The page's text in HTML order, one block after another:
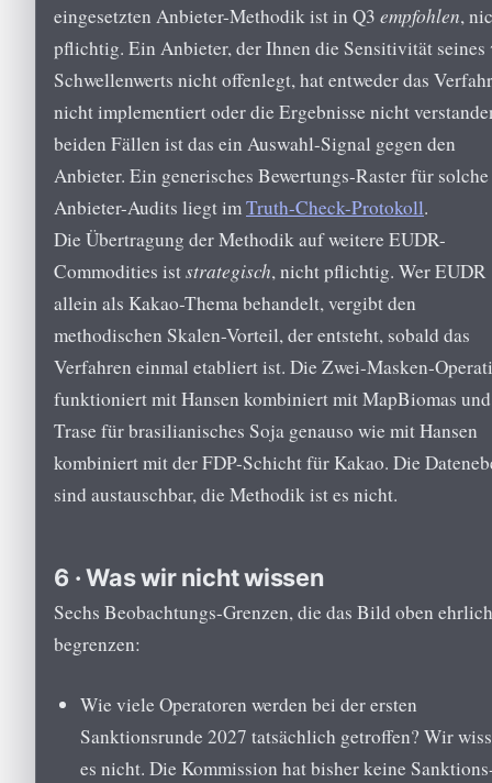
eingesetzten Anbieter-Methodik ist in Q3 empfohlen,
pflichtig. Ein Anbieter, der Ihnen die Sensitivität seines
Schwellenwerts nicht offenlegt, hat entweder das
nicht implementiert oder die Ergebnisse nicht
beiden Fällen ist das ein Auswahl-Signal gegen den
Anbieter. Ein generisches Bewertungs-Raster für solche
Anbieter-Audits liegt imTruth-Check-Protokoll.
Die Übertragung der Methodik auf weitere EUDR-
Commodities iststrategisch, nicht pflichtig. Wer EUDR
allein als Kakao-Thema behandelt, vergibt den
methodischen Skalen-Vorteil, der entsteht, sobald das
Verfahren einmal etabliert ist. Die Zwei-Masken-
funktioniert mit Hansen kombiniert mit MapBiomas und
Trase für brasilianisches Soja genauso wie mit Hansen
kombiniert mit der FDP-Schicht für Kakao. Die
sind austauschbar, die Methodik ist es nicht.
6 · Was wir nicht wissen
Sechs Beobachtungs-Grenzen, die das Bild oben ehrlich
begrenzen:
Wie viele Operatoren werden bei der ersten
Sanktionsrunde 2027 tatsächlich getroffen? Wir
es nicht. Die Kommission hat bisher keine